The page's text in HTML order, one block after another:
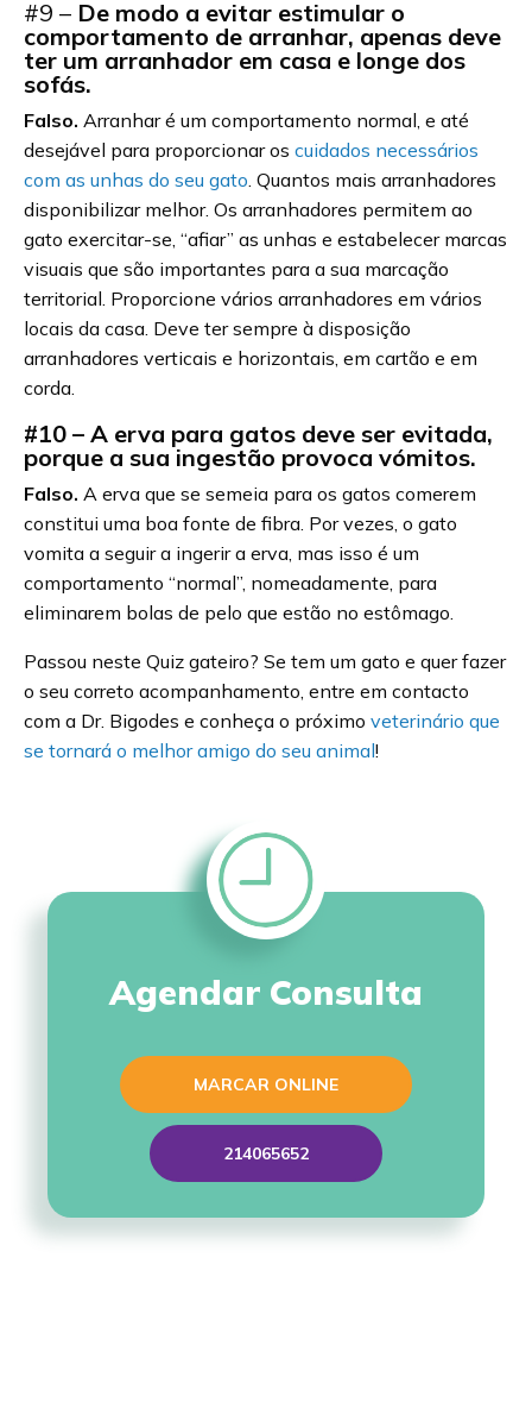
#9 – De modo a evitar estimular o
comportamento de arranhar, apenas deve
ter um arranhador em casa e longe dos
sofás.
Falso. Arranhar é um comportamento normal, e até
desejável para proporcionar os cuidados necessários
com as unhas do seu gato. Quantos mais arranhadores
disponibilizar melhor. Os arranhadores permitem ao
gato exercitar-se, “afiar” as unhas e estabelecer marcas
visuais que são importantes para a sua marcação
territorial. Proporcione vários arranhadores em vários
locais da casa. Deve ter sempre à disposição
arranhadores verticais e horizontais, em cartão e em
corda.
#10 – A erva para gatos deve ser evitada,
porque a sua ingestão provoca vómitos.
Falso. A erva que se semeia para os gatos comerem
constitui uma boa fonte de fibra. Por vezes, o gato
vomita a seguir a ingerir a erva, mas isso é um
comportamento “normal”, nomeadamente, para
eliminarem bolas de pelo que estão no estômago.
Passou neste Quiz gateiro? Se tem um gato e quer fazer
o seu correto acompanhamento, entre em contacto
com a Dr. Bigodes e conheça o próximo veterinário que
se tornará o melhor amigo do seu animal!
Agendar Consulta
MARCAR ONLINE
214065652